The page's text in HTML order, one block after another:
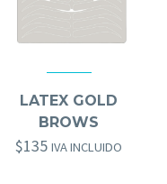
LATEX GOLD
BROWS
$135 IVA INCLUIDO